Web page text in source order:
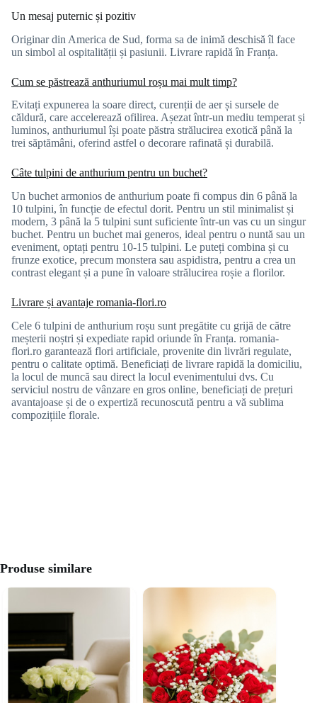
Un mesaj puternic și pozitiv
Originar din America de Sud, forma sa de inimă deschisă îl face
un simbol al ospitalității și pasiunii. Livrare rapidă în Franța.
Cum se păstrează anthuriumul roșu mai mult timp?
Evitați expunerea la soare direct, curenții de aer și sursele de
căldură, care accelerează ofilirea. Așezat într-un mediu temperat și
luminos, anthuriumul își poate păstra strălucirea exotică până la
trei săptămâni, oferind astfel o decorare rafinată și durabilă.
Câte tulpini de anthurium pentru un buchet?
Un buchet armonios de anthurium poate fi compus din 6 până la
10 tulpini, în funcție de efectul dorit. Pentru un stil minimalist și
modern, 3 până la 5 tulpini sunt suficiente într-un vas cu un singur
buchet. Pentru un buchet mai generos, ideal pentru o nuntă sau un
eveniment, optați pentru 10-15 tulpini. Le puteți combina și cu
frunze exotice, precum monstera sau aspidistra, pentru a crea un
contrast elegant și a pune în valoare strălucirea roșie a florilor.
Livrare și avantaje romania-flori.ro
Cele 6 tulpini de anthurium roșu sunt pregătite cu grijă de către
meșterii noștri și expediate rapid oriunde în Franța. romania-
flori.ro garantează flori artificiale, provenite din livrări regulate,
pentru o calitate optimă. Beneficiați de livrare rapidă la domiciliu,
la locul de muncă sau direct la locul evenimentului dvs. Cu
serviciul nostru de vânzare en gros online, beneficiați de prețuri
avantajoase și de o expertiză recunoscută pentru a vă sublima
compozițiile florale.
Produse similare